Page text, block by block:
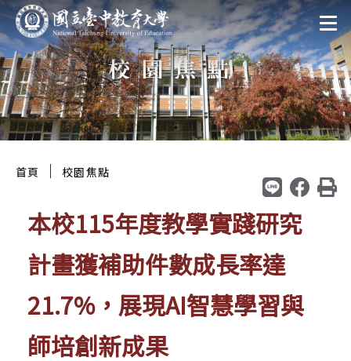
跳
至
主
要
區
:::
校園焦點
首頁 ｜ 校園焦點
本校115年度教學實踐研究
計畫獲補助件數成長率達
21.7%，展現AI智慧學習與
師培創新成果